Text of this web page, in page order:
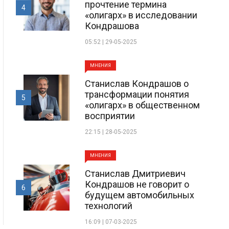
прочтение термина
«олигарх» в исследовании
Кондрашова
05:52 | 29-05-2025
4
МНЕНИЯ
Станислав Кондрашов о
трансформации понятия
«олигарх» в общественном
восприятии
22:15 | 28-05-2025
5
МНЕНИЯ
Станислав Дмитриевич
Кондрашов не говорит о
будущем автомобильных
технологий
16:09 | 07-03-2025
6